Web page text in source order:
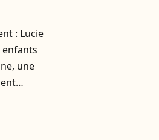
: Lucie
enfants
une